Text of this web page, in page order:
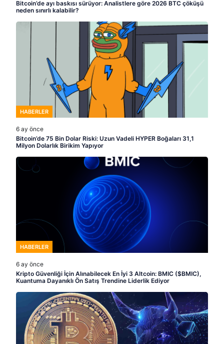
Bitcoin’de ayı baskısı sürüyor: Analistlere göre 2026 BTC çöküşü
neden sınırlı kalabilir?
HABERLER
6 ay önce
Bitcoin’de 75 Bin Dolar Riski: Uzun Vadeli HYPER Boğaları 31,1
Milyon Dolarlık Birikim Yapıyor
HABERLER
6 ay önce
Kripto Güvenliği İçin Alınabilecek En İyi 3 Altcoin: BMIC ($BMIC),
Kuantuma Dayanıklı Ön Satış Trendine Liderlik Ediyor